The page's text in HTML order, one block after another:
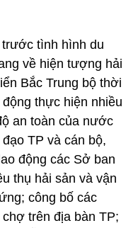
tình hình du
về hiện tượng hải
Bắc Trung bộ thời
thực hiện nhiều
an toàn của nước
TP và cán bộ,
động các Sở ban
thụ hải sản và vận
công bố các
trên địa bàn TP;